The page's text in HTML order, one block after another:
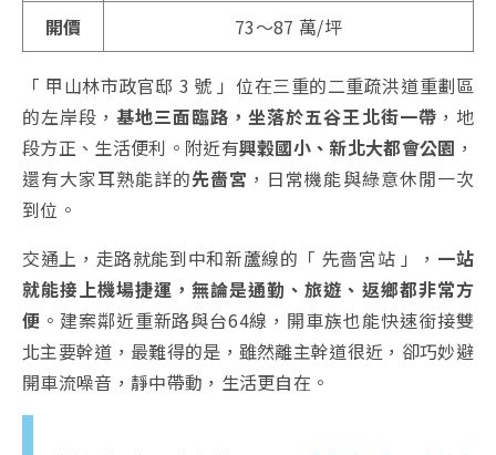
開價 73～87 萬/坪
「 甲山林市政官邸 3 號 」位在三重的二重疏洪道重劃區
的左岸段，基地三面臨路，坐落於五谷王北街一帶 ，地
段方正、生活便利。附近有興穀國小、新北大都會公園 ，
還有大家耳熟能詳的先嗇宮 ，日常機能與綠意休閒一次
到位。
交通上，走路就能到中和新蘆線的「 先嗇宮站 」， 一站
就能接上機場捷運，無論是通勤、旅遊、返鄉都非常方
便 。建案鄰近重新路與台64線，開車族也能快速銜接雙
北主要幹道，最難得的是，雖然離主幹道很近，卻巧妙避
開車流噪音，靜中帶動，生活更自在。